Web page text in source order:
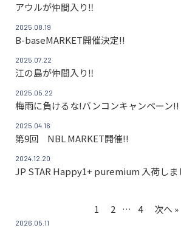
アウルが仲間入り‼
2025.08.19
B-baseMARKET開催決定!!
2025.07.22
江の島が仲間入り‼
2025.05.22
梅雨に負けるな!バンコンキャンペーン!!
2025.04.16
第9回 NBL MARKET開催!!
2024.12.20
JP STAR Happy1+ puremium 入荷しま
1 2 … 4 次へ »
2026.05.11